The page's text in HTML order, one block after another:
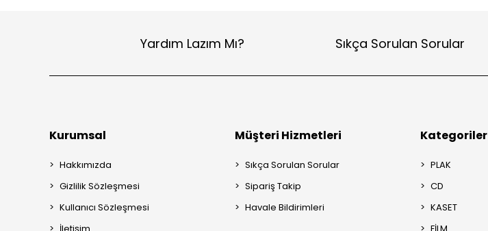
Yardım Lazım Mı? Sıkça Sorulan Sorular
Kurumsal
Hakkımızda
Gizlilik Sözleşmesi
Kullanıcı Sözleşmesi
Müşteri Hizmetleri
Sıkça Sorulan Sorular
Sipariş Takip
Havale Bildirimleri
Kategoriler
PLAK
CD
KASET